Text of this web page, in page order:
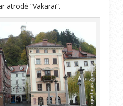
atrodė “Vakarai”.